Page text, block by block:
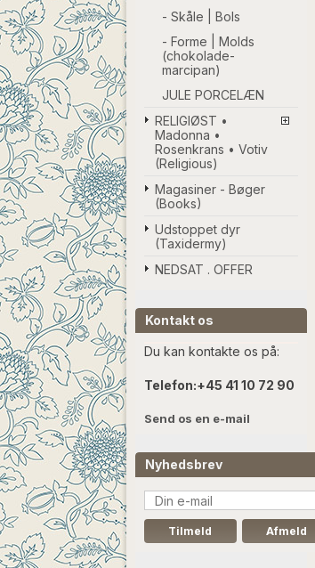
- Skåle | Bols
- Forme | Molds
(chokolade-
marcipan)
JULE PORCELÆN
RELIGIØST •
Madonna •
Rosenkrans • Votiv
(Religious)
Magasiner - Bøger
(Books)
Udstoppet dyr
(Taxidermy)
NEDSAT . OFFER
Kontakt os
Du kan kontakte os på:
Telefon:+45 41 10 72 90
Send os en e-mail
Nyhedsbrev